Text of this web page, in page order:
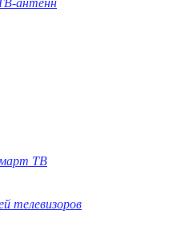
антенн
ТВ
телевизоров